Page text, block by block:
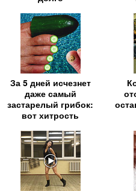
За 5 дней исчезнет
даже самый
застарелый грибок:
вот хитрость